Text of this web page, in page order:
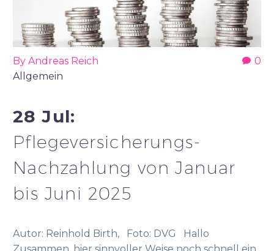
0
By Andreas Reich
Allgemein
28 Jul:
Pflegeversicherungs-
Nachzahlung von Januar
bis Juni 2025
Autor: Reinhold Birth, Foto: DVG Hallo
Zusammen, hier sinnvoller Weise noch schnell ein